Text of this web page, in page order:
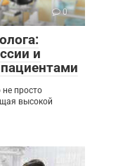
0
и
не просто
высокой